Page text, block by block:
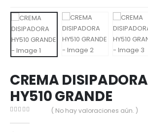
CREMA DISIPADORA
HY510 GRANDE
( No hay valoraciones aún. )